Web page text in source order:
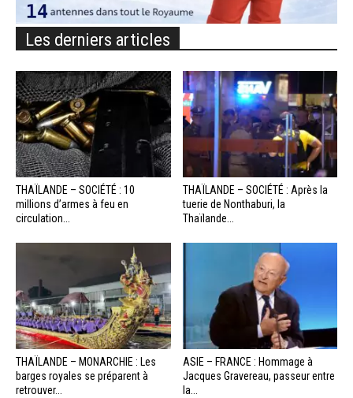
Les derniers articles
THAÏLANDE – SOCIÉTÉ : 10
millions d’armes à feu en
circulation...
THAÏLANDE – SOCIÉTÉ : Après la
tuerie de Nonthaburi, la
Thaïlande...
THAÏLANDE – MONARCHIE : Les
barges royales se préparent à
retrouver...
ASIE – FRANCE : Hommage à
Jacques Gravereau, passeur entre
la...